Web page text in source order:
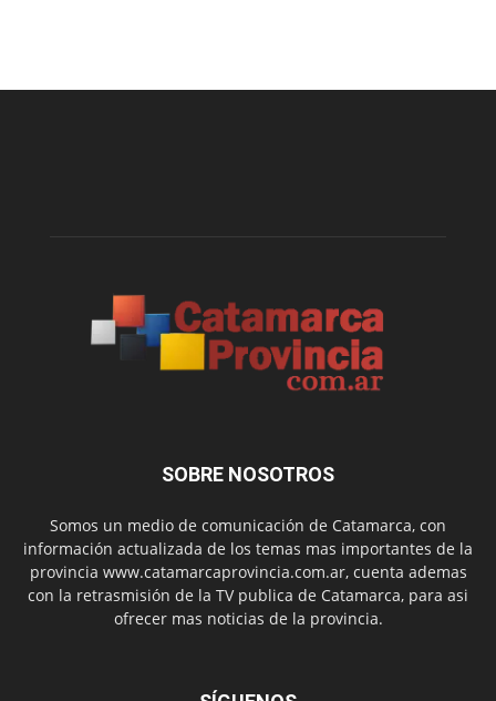
SOBRE NOSOTROS
Somos un medio de comunicación de Catamarca, con
información actualizada de los temas mas importantes de la
provincia www.catamarcaprovincia.com.ar, cuenta ademas
con la retrasmisión de la TV publica de Catamarca, para asi
ofrecer mas noticias de la provincia.